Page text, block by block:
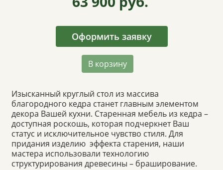
Оформить заявку
В корзину
Изысканный круглый стол из массива
благородного кедра станет главным элементом
декора Вашей кухни. Старенная мебель из кедра –
доступная роскошь, которая подчеркнет Ваш
статус и исключительное чувство стиля. Для
придания изделию эффекта старения, наши
мастера использовали технологию
структурирования древесины – браширование.